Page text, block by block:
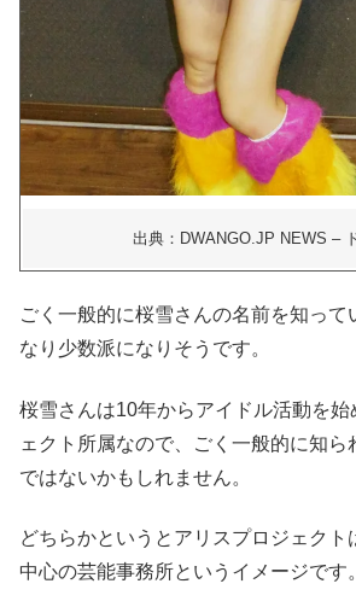
出典：DWANGO.JP NEWS –
ごく一般的に桜雪さんの名前を知って
なり少数派になりそうです。
桜雪さんは10年からアイドル活動を始
ェクト所属なので、ごく一般的に知
ではないかもしれません。
どちらかというとアリスプロジェクト
中心の芸能事務所というイメージです。